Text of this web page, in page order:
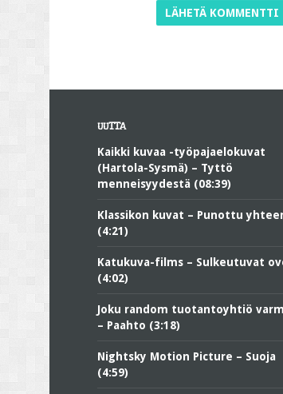
UUTTA
Kaikki kuvaa -työpajaelokuvat
(Hartola-Sysmä) – Tyttö
menneisyydestä (08:39)
Klassikon kuvat – Punottu
(4:21)
Katukuva-films – Sulkeutuvat
(4:02)
Joku random tuotantoyhtiö
– Paahto (3:18)
Nightsky Motion Picture – Suoja
(4:59)